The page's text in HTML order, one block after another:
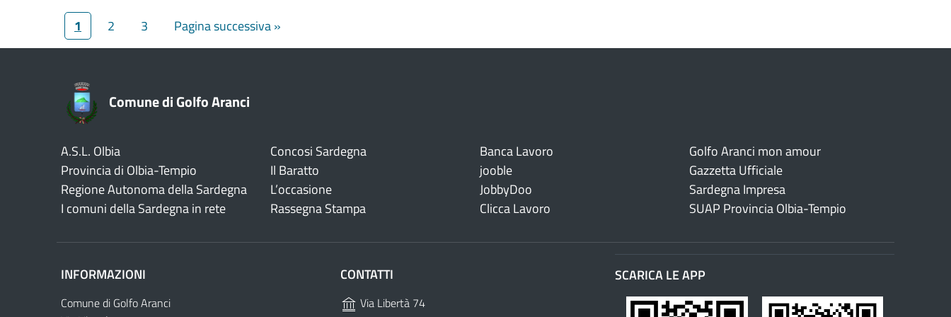
1 2 3 Pagina successiva »
Comune di Golfo Aranci
A.S.L. Olbia
Provincia di Olbia-Tempio
Regione Autonoma della Sardegna
I comuni della Sardegna in rete
Concosi Sardegna
Il Baratto
L’occasione
Rassegna Stampa
Banca Lavoro
jooble
JobbyDoo
Clicca Lavoro
Golfo Aranci mon amour
Gazzetta Ufficiale
Sardegna Impresa
SUAP Provincia Olbia-Tempio
INFORMAZIONI
Comune di Golfo Aranci
CONTATTI
Via Libertà 74
SCARICA LE APP